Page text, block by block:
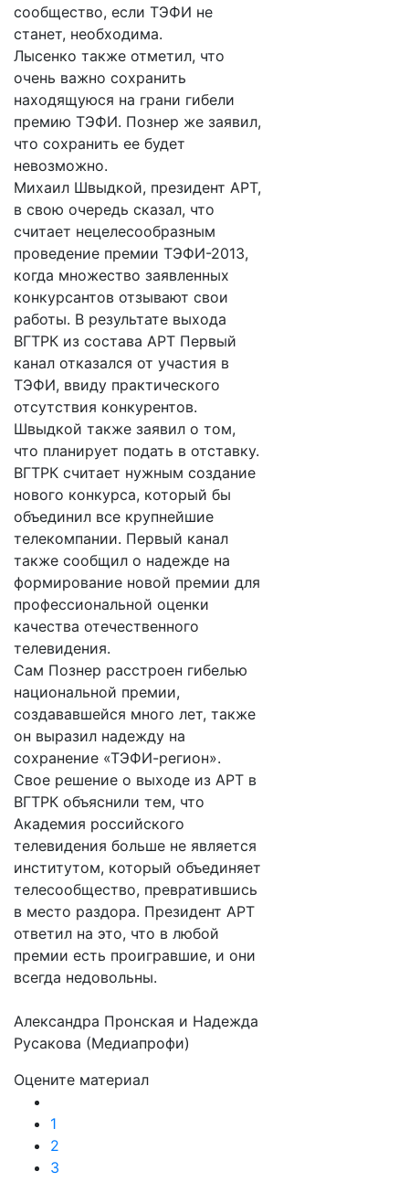
сообщество, если ТЭФИ не
станет, необходима.
Лысенко также отметил, что
очень важно сохранить
находящуюся на грани гибели
премию ТЭФИ. Познер же заявил,
что сохранить ее будет
невозможно.
Михаил Швыдкой, президент АРТ,
в свою очередь сказал, что
считает нецелесообразным
проведение премии ТЭФИ-2013,
когда множество заявленных
конкурсантов отзывают свои
работы. В результате выхода
ВГТРК из состава АРТ Первый
канал отказался от участия в
ТЭФИ, ввиду практического
отсутствия конкурентов.
Швыдкой также заявил о том,
что планирует подать в отставку.
ВГТРК считает нужным создание
нового конкурса, который бы
объединил все крупнейшие
телекомпании. Первый канал
также сообщил о надежде на
формирование новой премии для
профессиональной оценки
качества отечественного
телевидения.
Сам Познер расстроен гибелью
национальной премии,
создававшейся много лет, также
он выразил надежду на
сохранение «ТЭФИ-регион».
Свое решение о выходе из АРТ в
ВГТРК объяснили тем, что
Академия российского
телевидения больше не является
институтом, который объединяет
телесообщество, превратившись
в место раздора. Президент АРТ
ответил на это, что в любой
премии есть проигравшие, и они
всегда недовольны.
Александра Пронская и Надежда
Русакова (Медиапрофи)
Оцените материал
1
2
3